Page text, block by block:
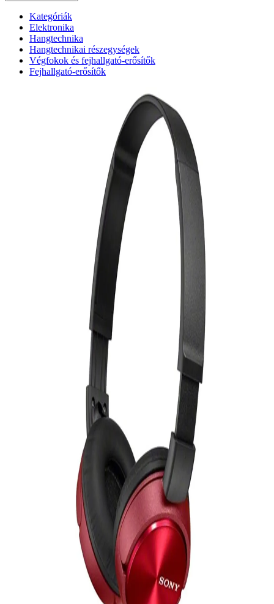
Kategóriák
Elektronika
Hangtechnika
Hangtechnikai részegységek
Végfokok és fejhallgató-erősítők
Fejhallgató-erősítők